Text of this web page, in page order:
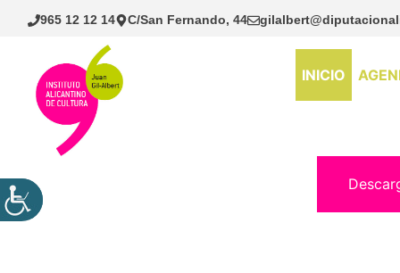
Saltar
965 12 12 14 C/San Fernando, 44
INICIO